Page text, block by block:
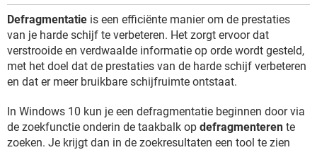
Defragmentatie is een efficiënte manier om de prestaties
van je harde schijf te verbeteren. Het zorgt ervoor dat
verstrooide en verdwaalde informatie op orde wordt gesteld,
met het doel dat de prestaties van de harde schijf verbeteren
en dat er meer bruikbare schijfruimte ontstaat.
In Windows 10 kun je een defragmentatie beginnen door via
de zoekfunctie onderin de taakbalk op defragmenteren te
zoeken. Je krijgt dan in de zoekresultaten een tool te zien